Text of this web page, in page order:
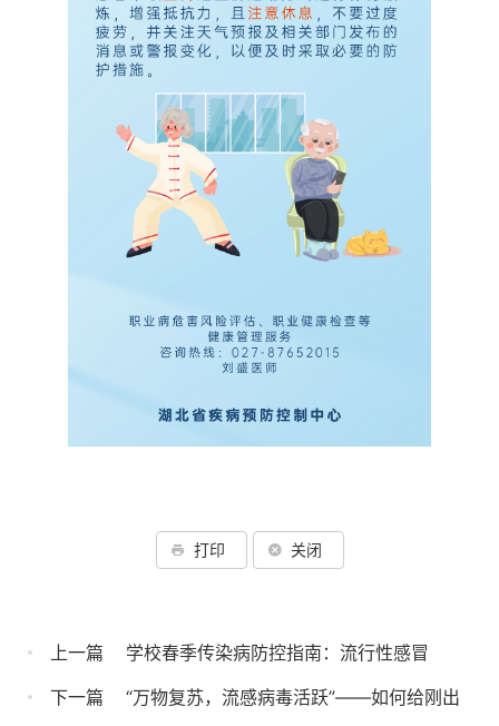
打印 关闭
上一篇
学校春季传染病防控指南：流行性感冒
下一篇
“万物复苏，流感病毒活跃”——如何给刚出